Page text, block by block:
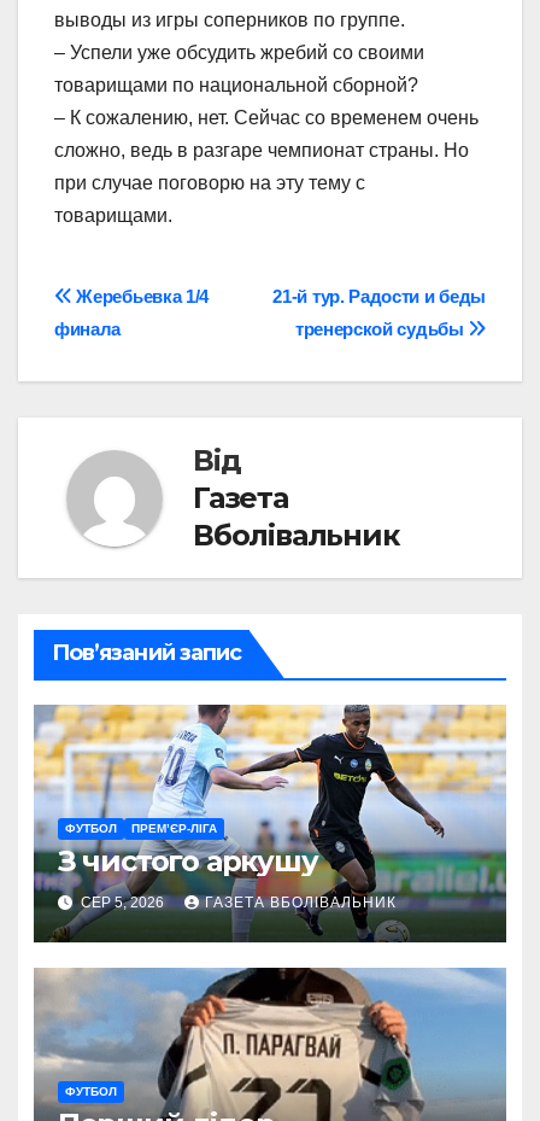
выводы из игры соперников по группе.
– Успели уже обсудить жребий со своими
товарищами по национальной сборной?
– К сожалению, нет. Сейчас со временем очень
сложно, ведь в разгаре чемпионат страны. Но
при случае поговорю на эту тему с
товарищами.
Навігація
записів
21-й тур. Радости и беды
тренерской судьбы
Жеребьевка 1/4
финала
Від
Газета
Вболівальник
Пов’язаний запис
ФУТБОЛ ПРЕМ’ЄР-ЛІГА
З чистого аркушу
СЕР 5, 2026 ГАЗЕТА ВБОЛІВАЛЬНИК
ФУТБОЛ